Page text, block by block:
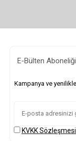
E-Bülten Aboneliği
Kampanya ve
KVKK